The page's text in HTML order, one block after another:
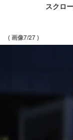
スクロ
( 画像7/27 )